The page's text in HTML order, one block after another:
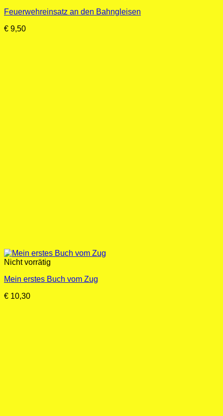
Feuerwehreinsatz an den Bahngleisen
€ 9,50
Nicht vorrätig
Mein erstes Buch vom Zug
€ 10,30